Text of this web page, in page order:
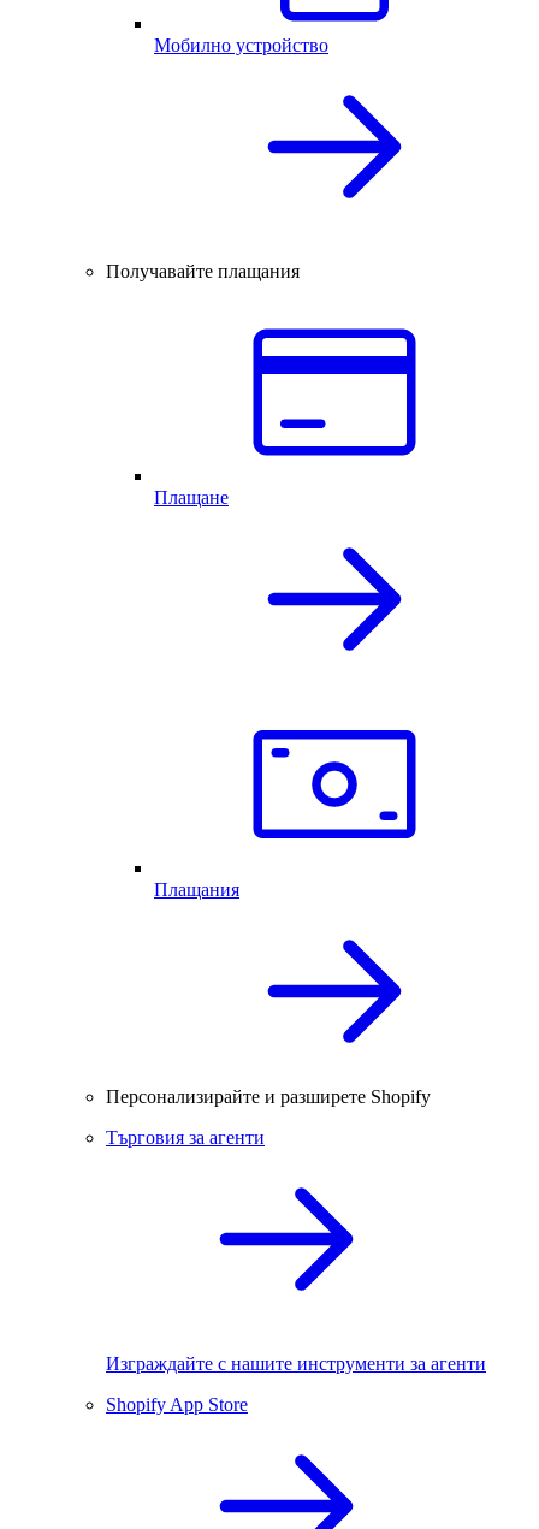
Мобилно устройство
Получавайте плащания
Плащане
Плащания
Персонализирайте и разширете Shopify
Търговия за агенти
Изграждайте с нашите инструменти за агенти
Shopify App Store